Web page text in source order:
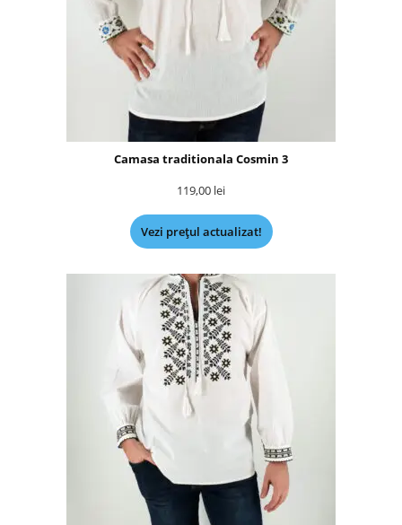
Camasa traditionala Cosmin 3
119,00 lei
Vezi prețul actualizat!